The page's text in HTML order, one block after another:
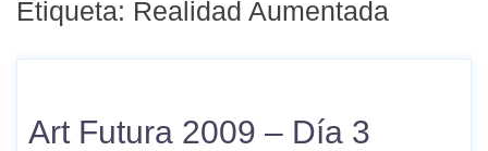
Etiqueta: Realidad Aumentada
Art Futura 2009 – Día 3